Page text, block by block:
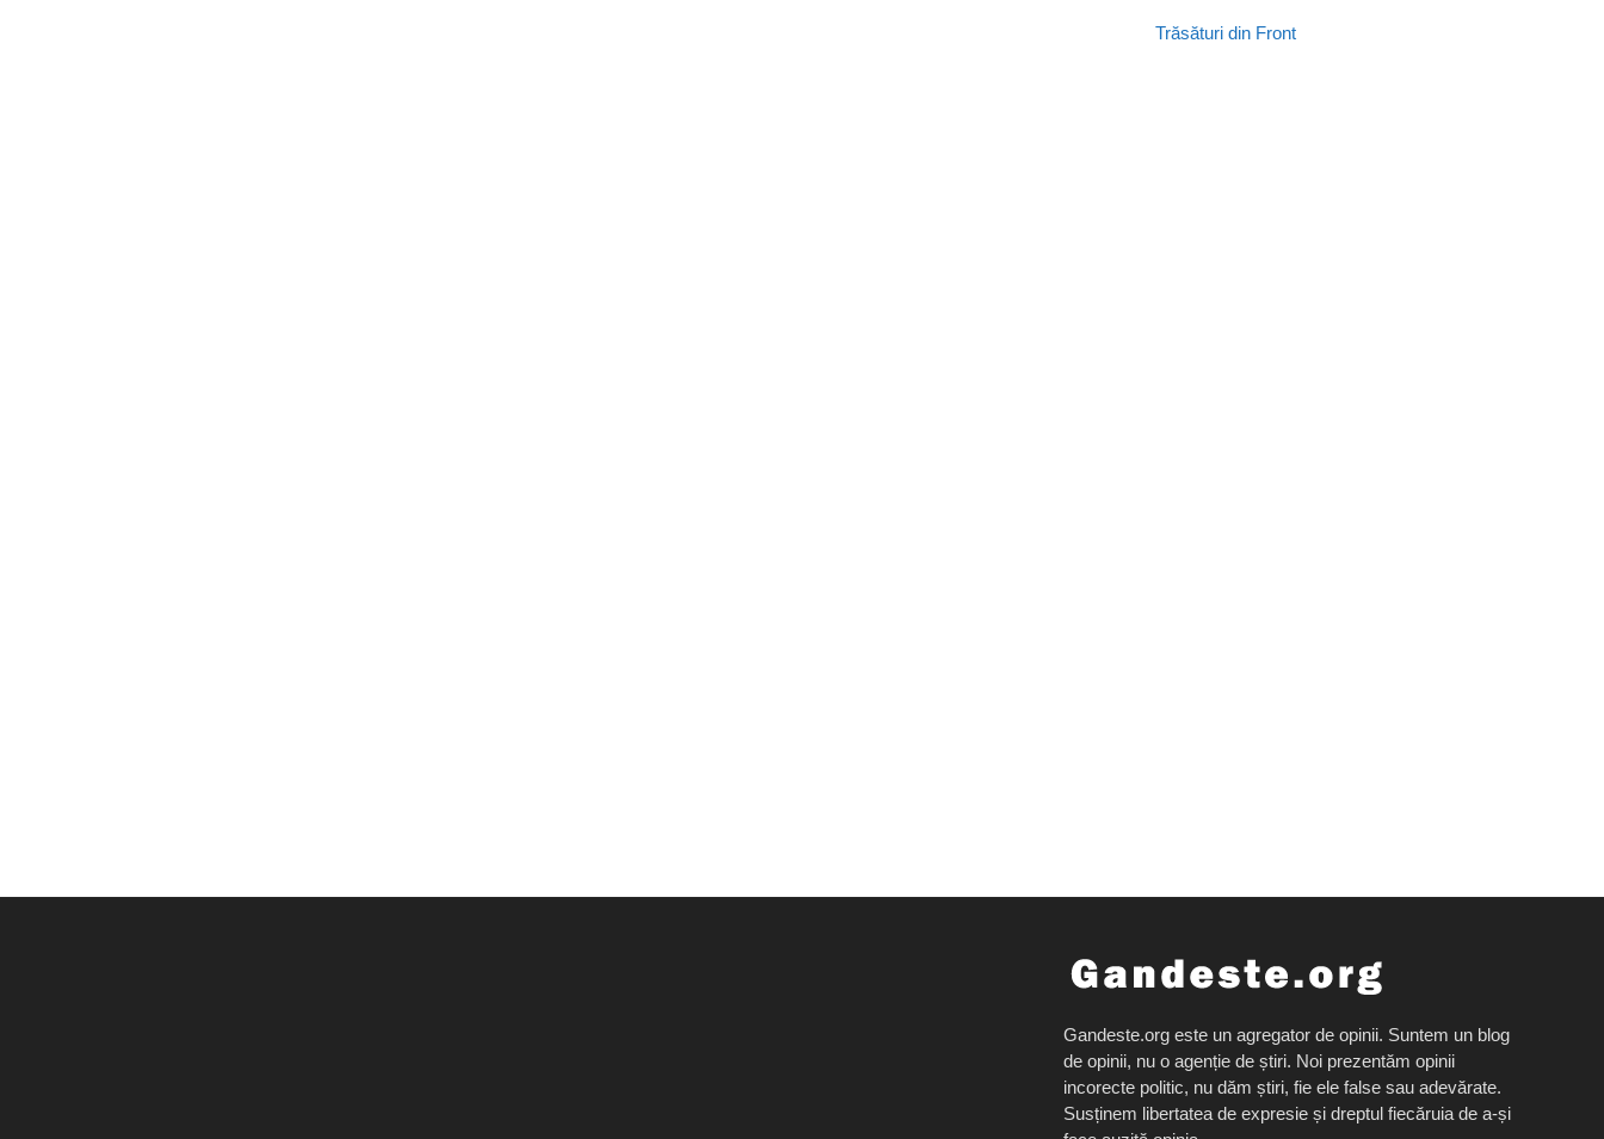
Trăsături din Front
Gandeste.org este un agregator de opinii. Suntem un blog
de opinii, nu o agenție de știri. Noi prezentăm opinii
incorecte politic, nu dăm știri, fie ele false sau adevărate.
Susținem libertatea de expresie și dreptul fiecăruia de a-și